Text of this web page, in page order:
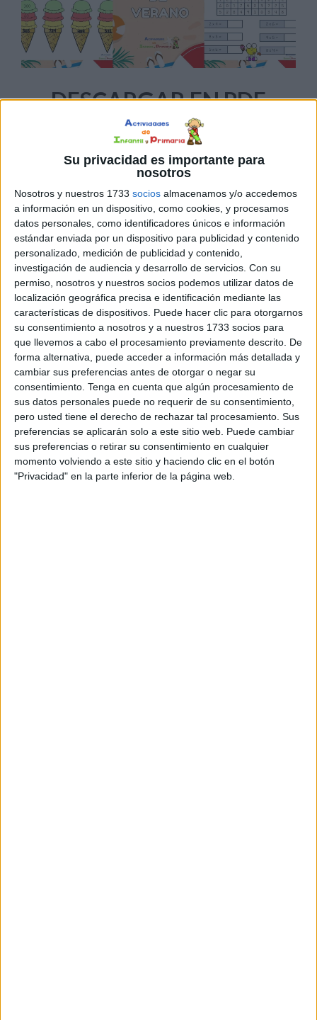
Su privacidad es importante para
nosotros
Nosotros y nuestros 1733 socios almacenamos y/o accedemos
a información en un dispositivo, como cookies, y procesamos
datos personales, como identificadores únicos e información
estándar enviada por un dispositivo para publicidad y contenido
personalizado, medición de publicidad y contenido,
investigación de audiencia y desarrollo de servicios. Con su
permiso, nosotros y nuestros socios podemos utilizar datos de
localización geográfica precisa e identificación mediante las
características de dispositivos. Puede hacer clic para otorgarnos
su consentimiento a nosotros y a nuestros 1733 socios para
que llevemos a cabo el procesamiento previamente descrito. De
forma alternativa, puede acceder a información más detallada y
cambiar sus preferencias antes de otorgar o negar su
consentimiento. Tenga en cuenta que algún procesamiento de
sus datos personales puede no requerir de su consentimiento,
pero usted tiene el derecho de rechazar tal procesamiento. Sus
preferencias se aplicarán solo a este sitio web. Puede cambiar
sus preferencias o retirar su consentimiento en cualquier
momento volviendo a este sitio y haciendo clic en el botón
"Privacidad" en la parte inferior de la página web.
DESCARGAR EN PDF
Escape room matematico
veraniego